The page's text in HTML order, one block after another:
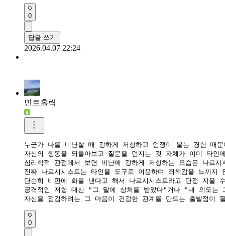
0
답글 쓰기
2026.04.07 22:24
민트홀릭
누군가 나를 비난할 때 강하게 저항하고 언쟁이 붙는 경험 때
자신의 행동을 되돌아보고 질문을 던지는 것 자체가 이미 타인
심리학적 관점에서 보면 비난에 강하게 저항하는 모습은 나
진짜 나르시시스트는 타인을 도구로 이용하며 죄책감을 느끼
단순히 비판에 화를 낸다고 해서 나르시시스트라고 단정 지
공격적인 저항 대신 "그 말에 상처를 받았다"거나 "내 의도는
자신을 점검하려는 그 마음이 건강한 관계를 만드는 출발점이
0